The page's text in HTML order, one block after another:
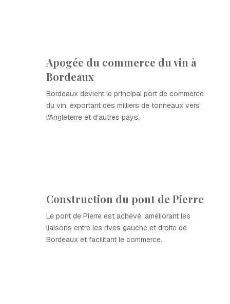
Apogée du commerce du vin à
Bordeaux
Bordeaux devient le principal port de commerce
du vin, exportant des milliers de tonneaux vers
l'Angleterre et d'autres pays.
Construction du pont de Pierre
Le pont de Pierre est achevé, améliorant les
liaisons entre les rives gauche et droite de
Bordeaux et facilitant le commerce.